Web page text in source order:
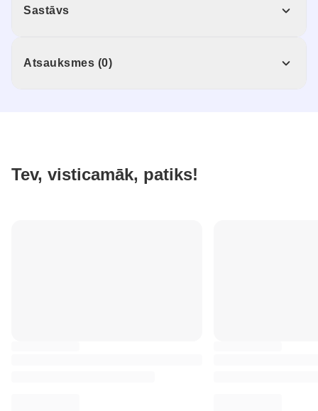
Sastāvs
Atsauksmes (0)
Tev, visticamāk, patiks!